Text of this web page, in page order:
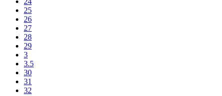
25
26
27
28
29
3
3.5
30
31
32